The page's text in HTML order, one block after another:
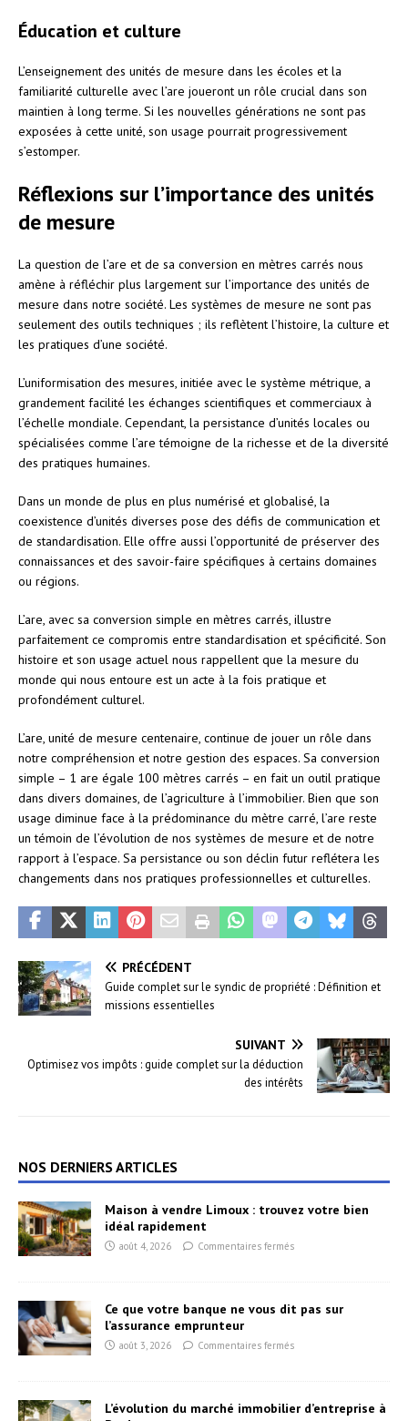
Éducation et culture
L’enseignement des unités de mesure dans les écoles et la
familiarité culturelle avec l’are joueront un rôle crucial dans son
maintien à long terme. Si les nouvelles générations ne sont pas
exposées à cette unité, son usage pourrait progressivement
s’estomper.
Réflexions sur l’importance des unités
de mesure
La question de l’are et de sa conversion en mètres carrés nous
amène à réfléchir plus largement sur l’importance des unités de
mesure dans notre société. Les systèmes de mesure ne sont pas
seulement des outils techniques ; ils reflètent l’histoire, la culture et
les pratiques d’une société.
L’uniformisation des mesures, initiée avec le système métrique, a
grandement facilité les échanges scientifiques et commerciaux à
l’échelle mondiale. Cependant, la persistance d’unités locales ou
spécialisées comme l’are témoigne de la richesse et de la diversité
des pratiques humaines.
Dans un monde de plus en plus numérisé et globalisé, la
coexistence d’unités diverses pose des défis de communication et
de standardisation. Elle offre aussi l’opportunité de préserver des
connaissances et des savoir-faire spécifiques à certains domaines
ou régions.
L’are, avec sa conversion simple en mètres carrés, illustre
parfaitement ce compromis entre standardisation et spécificité. Son
histoire et son usage actuel nous rappellent que la mesure du
monde qui nous entoure est un acte à la fois pratique et
profondément culturel.
L’are, unité de mesure centenaire, continue de jouer un rôle dans
notre compréhension et notre gestion des espaces. Sa conversion
simple – 1 are égale 100 mètres carrés – en fait un outil pratique
dans divers domaines, de l’agriculture à l’immobilier. Bien que son
usage diminue face à la prédominance du mètre carré, l’are reste
un témoin de l’évolution de nos systèmes de mesure et de notre
rapport à l’espace. Sa persistance ou son déclin futur reflétera les
changements dans nos pratiques professionnelles et culturelles.
PRÉCÉDENT
Guide complet sur le syndic de propriété : Définition et
missions essentielles
SUIVANT
Optimisez vos impôts : guide complet sur la déduction
des intérêts
NOS DERNIERS ARTICLES
Maison à vendre Limoux : trouvez votre bien
idéal rapidement
août 4, 2026 Commentaires fermés
Ce que votre banque ne vous dit pas sur
l’assurance emprunteur
août 3, 2026 Commentaires fermés
L’évolution du marché immobilier d’entreprise à